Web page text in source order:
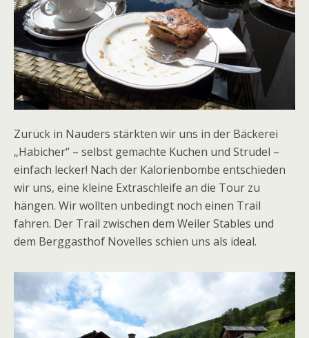
Zurück in Nauders stärkten wir uns in der Bäckerei
„Habicher“ – selbst gemachte Kuchen und Strudel –
einfach lecker! Nach der Kalorienbombe entschieden
wir uns, eine kleine Extraschleife an die Tour zu
hängen. Wir wollten unbedingt noch einen Trail
fahren. Der Trail zwischen dem Weiler Stables und
dem Berggasthof Novelles schien uns als ideal.